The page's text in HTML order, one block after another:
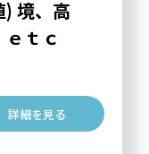
) 境、高
ｔｃ
詳細を見る